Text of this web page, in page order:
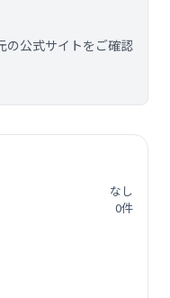
の公式サイトをご確認
なし
0件